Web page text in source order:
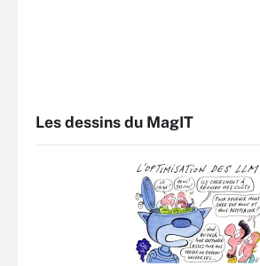
Les dessins du MagIT